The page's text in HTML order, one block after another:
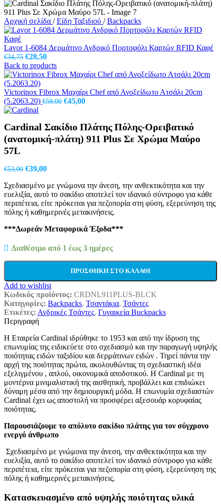
Αρχική σελίδα / Είδη Ταξιδιού / Backpacks
Lavor 1-6084 Δερμάτινο Ανδρικό Πορτοφόλι Καρτών RFID Καφέ
€34,75 Original
price
was:
€34,75.
€28,50Η
τρέχουσα
τιμή
€28,50.
Back to products
Victorinox Fibrox Μαχαίρι Chef από Ανοξείδωτο Ατσάλι 20cm
(5.2063.20) €59,00 Original
€59,00.
€45,00Η
είναι:
€45,00.
Cardinal Σακίδιο Πλάτης Πόλης-Ορειβατικό
(ανατομική-πλάτη) 911 Plus Σε Χρώμα Μαύρο
57L
€53,00 Original
was:
€53,00.
€39,00Η
τιμή
είναι:
€39,00.
Σχεδιασμένο με γνώμονα την άνεση, την ανθεκτικότητα και την
ευελιξία, αυτό το σακίδιο αποτελεί τον ιδανικό σύντροφο για κάθε
περιπέτεια, είτε πρόκειται για πεζοπορία στη φύση, εξερεύνηση της
πόλης ή καθημερινές μετακινήσεις.
***Δωρεάν Μεταφορικά Έξοδα***
Διαθέσιμο από 1 έως 3 ημέρες
ΠΡΟΣΘΉΚΗ ΣΤΟ ΚΑΛΆΘΙ
Add to wishlist
Κωδικός προϊόντος: CRDNL911PLUS-BLCK
Κατηγορίες: Backpacks, Τσαντάκια, Τσάντες
Ετικέτες: Ανδρικές Τσάντες, Γυναικεία Buckpacks
Περιγραφή
Η Εταιρεία Cardinal ιδρύθηκε το 1953 και από την ίδρυση της
επωνυμίας της ειδικεύετε στο σχεδιασμό και την παραγωγή υψηλής
ποιότητας ειδών ταξιδίου και δερμάτινων ειδών . Τηρεί πάντα την
αρχή της ποιότητας πρώτα, ακολουθώντας τη σχεδιαστική ιδέα
εξελιγμένου , απλού, οικονομικά αποδοτικού. Η Cardinal με τη
μοντέρνα μινιμαλιστική της αισθητική, προβάλλει και επιδιώκει
δύναμη μέσα από την δημιουργική μόδα. Η επωνυμία σχεδιαστών
Cardinal έχει ως αποστολή να προσφέρει αξεσουάρ κορυφαίας
ποιότητας.
Παρουσιάζουμε το απόλυτο σακίδιο πλάτης για τον σύγχρονο
ενεργό άνθρωπο
Σχεδιασμένο με γνώμονα την άνεση, την ανθεκτικότητα και την
ευελιξία, αυτό το σακίδιο αποτελεί τον ιδανικό σύντροφο για κάθε
περιπέτεια, είτε πρόκειται για πεζοπορία στη φύση, εξερεύνηση της
πόλης ή καθημερινές μετακινήσεις.
Κατασκευασμένο από υψηλής ποιότητας υλικά